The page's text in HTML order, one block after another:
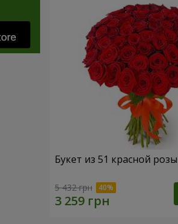
Букет из 51 красной розы
5 432 грн